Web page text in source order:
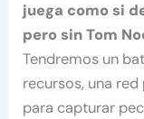
juega como si
pero sin Tom
Tendremos un
recursos, una
para capturar